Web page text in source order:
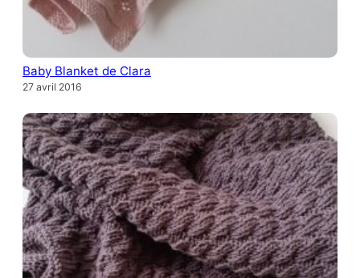
Baby Blanket de Clara
27 avril 2016